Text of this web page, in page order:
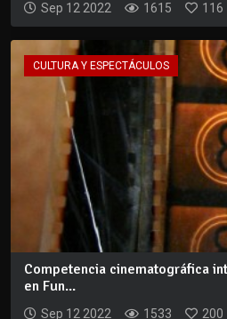
Sep 12 2022 1615 116
CULTURA Y ESPECTÁCULOS
Competencia cinematográfica
en Fun...
Sep 12 2022 1533 200